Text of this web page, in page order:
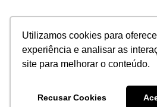
Utilizamos cookies para
experiência e analisar as
site para melhorar o conteúdo.
Recusar Cookies